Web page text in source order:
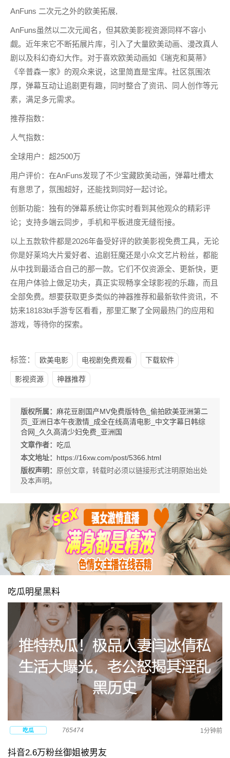
AnFuns 二次元之外的欧美拓展,
AnFuns虽然以二次元闻名，但其欧美影视资源同样不容小
觑。近年来它不断拓展片库，引入了大量欧美动画、漫改真人
剧以及科幻奇幻大作。对于喜欢欧美动画如《瑞克和莫蒂》
《辛普森一家》的观众来说，这里简直是宝库。社区氛围浓
厚，弹幕互动让追剧更有趣，同时整合了资讯、同人创作等元
素，满足多元需求。
推荐指数：
人气指数：
全球用户：超2500万
用户评价：在AnFuns发现了不少宝藏欧美动画，弹幕吐槽太
有意思了，氛围超好，还能找到同好一起讨论。
创新功能：独有的弹幕系统让你实时看到其他观众的精彩评
论；支持多端云同步，手机和平板进度无缝衔接。
以上五款软件都是2026年备受好评的欧美影视免费工具，无论
你是好莱坞大片爱好者、追剧狂魔还是小众文艺片粉丝，都能
从中找到最适合自己的那一款。它们不仅资源全、更新快，更
在用户体验上做足功夫，真正实现畅享全球影视的乐趣，而且
全部免费。想要获取更多类似的神器推荐和最新软件资讯，不
妨来18183bt手游专区看看，那里汇聚了全网最热门的应用和
游戏，等待你的探索。
标签： 欧美电影 电视剧免费观看 下载软件
影视资源 神器推荐
版权所属： 麻花豆剧国产MV免费版特色_偷拍欧美亚洲第二
页_亚洲日本午夜激情_成全在线高清电影_中文字幕日韩综
合网_久久高清少妇免费_亚洲国
文章作者： 吃瓜
本文地址： https://16xw.com/post/5366.html
版权声明： 原创文章，转载时必须以链接形式注明原始出处
及本声明。
吃瓜明星黑料
吃瓜 765474 1分钟前
抖音2.6万粉丝御姐被男友